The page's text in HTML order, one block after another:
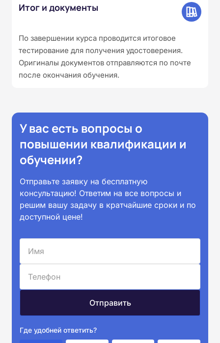
Итог и документы
По завершении курса проводится итоговое
тестирование для получения удостоверения.
Оригиналы документов отправляются по почте
после окончания обучения.
У вас есть вопросы о
повышении квалификации и
обучении?
Отправьте заявку на бесплатную
консультацию! Ответим на все вопросы и
решим вашу задачу в кратчайшие сроки и по
доступной цене!
Где удобней ответить?